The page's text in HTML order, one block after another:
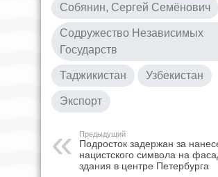
Собянин, Сергей Семёнович
Содружество Независимых
Государств
Таджикистан Узбекистан
Экспорт
Предыдущий
Подросток задержан за
нацистского символа на
здания в центре Петербурга